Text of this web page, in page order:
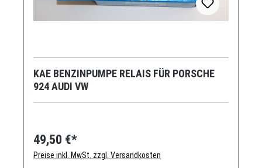
KAE BENZINPUMPE RELAIS FÜR PORSCHE
924 AUDI VW
49,50 €*
Preise inkl. MwSt. zzgl. Versandkosten